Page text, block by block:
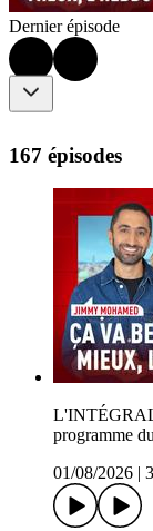
Dernier épisode
167 épisodes
programme
01/08/2026